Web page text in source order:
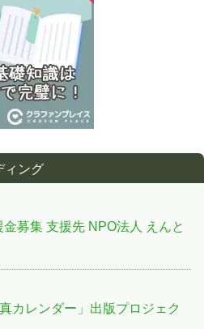
ィング
募集 支援先 NPO法人 えんと
カレンダー」出版プロジェク